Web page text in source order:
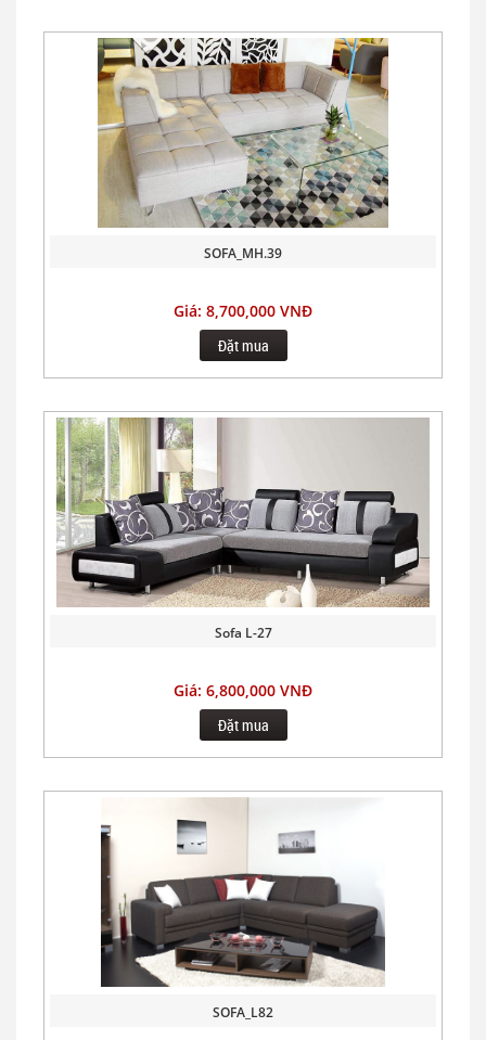
SOFA_MH.39
Giá: 8,700,000 VNĐ
Đặt mua
Sofa L-27
Giá: 6,800,000 VNĐ
Đặt mua
SOFA_L82